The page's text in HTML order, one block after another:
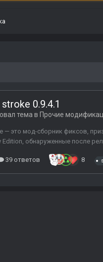
0.9.4.1
тема в Прочие
— это мод-сборник фиксов,
Edition, обнаруженные после
39 ответов 8